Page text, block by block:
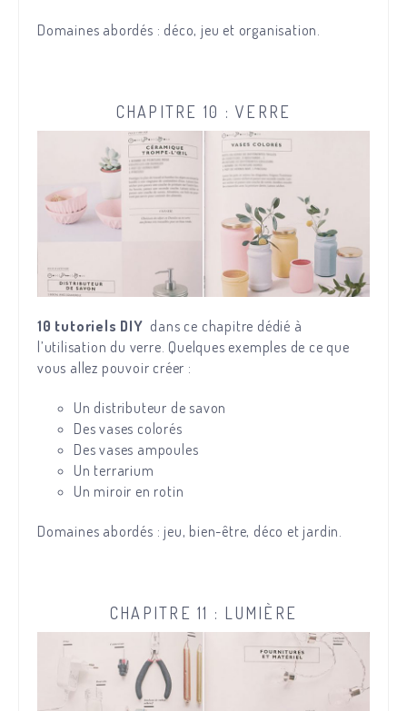
Domaines abordés : déco, jeu et organisation.
CHAPITRE 10 : VERRE
10 tutoriels DIY dans ce chapitre dédié à
l’utilisation du verre. Quelques exemples de ce que
vous allez pouvoir créer :
Un distributeur de savon
Des vases colorés
Des vases ampoules
Un terrarium
Un miroir en rotin
Domaines abordés : jeu, bien-être, déco et jardin.
CHAPITRE 11 : LUMIÈRE